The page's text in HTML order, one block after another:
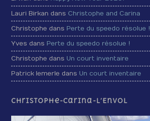
Lauri Birkan dans Christophe and Carina
Christophe dans Perte du speedo résolue !
Yves dans Perte du speedo résolue !
Christophe dans Un court inventaire
Patrick lemerle dans Un court inventaire
Christophe-Carina-L’Envol